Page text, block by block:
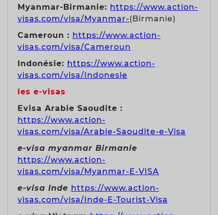
Myanmar-Birmanie: https://www.action-
visas.com/visa/Myanmar-(Birmanie)
Cameroun : https://www.action-
visas.com/visa/Cameroun
Indonésie: https://www.action-
visas.com/visa/Indonesie
les e-visas
Evisa Arabie Saoudite :
https://www.action-
visas.com/visa/Arabie-Saoudite-e-Visa
e-visa myanmar Birmanie
https://www.action-
visas.com/visa/Myanmar-E-VISA
e-visa Inde https://www.action-
visas.com/visa/Inde-E-Tourist-Visa